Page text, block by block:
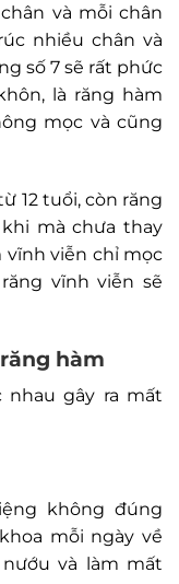
và mỗi chân
nhiều chân và
số 7 sẽ rất phức
là răng hàm
mọc và cũng
12 tuổi, còn răng
mà chưa thay
vĩnh viễn chỉ mọc
vĩnh viễn sẽ
hàm
nhau gây ra mất
không đúng
mỗi ngày về
và làm mất